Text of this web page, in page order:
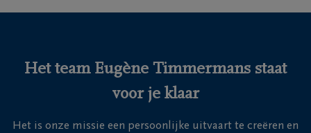
24u/24
440
Het team Eugène Timmermans staat
voor je klaar
Het is onze missie een persoonlijke uitvaart te creëren en